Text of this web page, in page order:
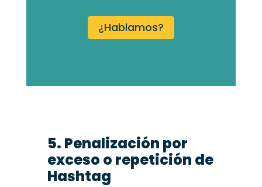
¿Hablamos?
5. Penalización por
exceso o repetición de
Hashtag